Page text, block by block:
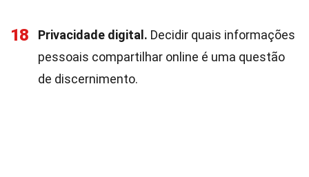
18 Privacidade digital. Decidir quais informações
pessoais compartilhar online é uma questão
de discernimento.